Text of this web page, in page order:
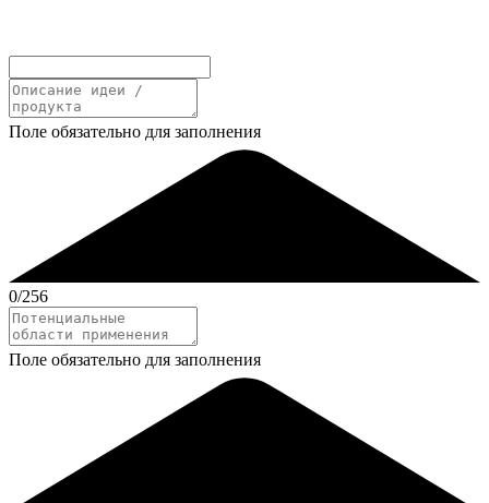
Поле обязательно для заполнения
0/256
Поле обязательно для заполнения